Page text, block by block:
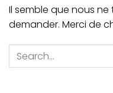
Il semble que nous
demander. Merci de